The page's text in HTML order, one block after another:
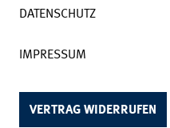
DATENSCHUTZ
IMPRESSUM
VERTRAG WIDERRUFEN